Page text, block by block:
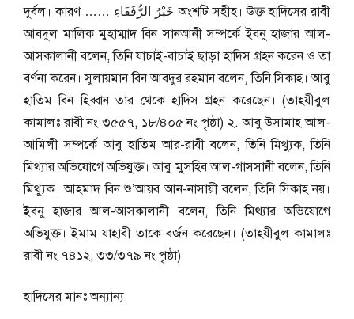
দুর্বল। কারণ …… خَيْرُ الرُّفَقَاءِ অংশটি সহীহ। উক্ত হাদিসের রাবী
আবদুল মালিক মুহাম্মাদ বিন সানআনী সম্পর্কে ইবনু হাজার আল-
আসকালানী বলেন, তিনি যাচাই-বাচাই ছাড়া হাদিস গ্রহন করেন ও তা
বর্ণনা করেন। সুলায়মান বিন আবদুর রহমান বলেন, তিনি সিকাহ। আবু
হাতিম বিন হিব্বান তার থেকে হাদিস গ্রহন করেছেন। (তাহযীবুল
কামালঃ রাবী নং ৩৫৫৭, ১৮/৪০৫ নং পৃষ্ঠা) ২. আবু উসামাহ আল-
আমিলী সম্পর্কে আবু হাতিম আর-রাযী বলেন, তিনি মিথ্যুক, তিনি
মিথ্যার অভিযোগে অভিযুক্ত। আবু মুসহিব আল-গাসসানী বলেন, তিনি
মিথ্যুক। আহমাদ বিন শু’আয়ব আন-নাসায়ী বলেন, তিনি সিকাহ নয়।
ইবনু হাজার আল-আসকালানী বলেন, তিনি মিথ্যার অভিযোগে
অভিযুক্ত। ইমাম যাহাবী তাকে বর্জন করেছেন। (তাহযীবুল কামালঃ
রাবী নং ৭৪১২, ৩৩/৩৭৯ নং পৃষ্ঠা)
হাদিসের মানঃঅন্যান্য